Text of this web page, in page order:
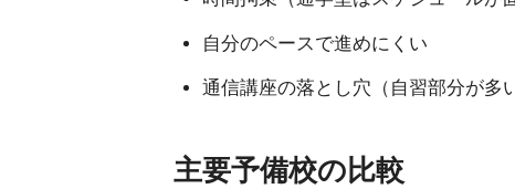
自分のペースで進めにくい
通信講座の落とし穴（自習部分が多い
主要予備校の比較